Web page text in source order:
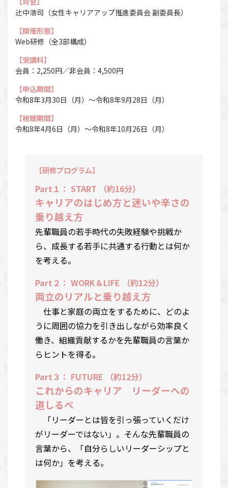
辻󠄀中浩司（女性キャリアアップ推進委員会 副委員長）
【開催形態】
Web研修（全3部構成）
【受講料】
会員：2,250円／非会員：4,500円
【申込期間】
令和8年3月30日（月）〜令和8年9月28日（月）
【視聴期間】
令和8年4月6日（月）〜令和8年10月26日（月）
【研修プログラム】
Part１： START （約16分）
キャリアのはじめ方と迷いや辛さの
乗り越え方
先輩職員の若手時代の失敗経験や挑戦か
ら、成長する若手に共通する行動とは何か
を考える。
Part２： WORK＆LIFE （約12分）
両立のリアルと乗り越え方
仕事と家庭の両立をするために、どのよ
うに周囲の協力を引き出しながら効率良く
働き、組織貢献するかを先輩職員の言葉か
らヒントを得る。
Part３： FUTURE （約12分）
これからのキャリア リーダーへの
道しるべ
「リーダーとは皆を引っ張っていくだけ
がリーダーではない」。そんな先輩職員の
言葉から、「自分らしいリーダーシップと
は何か」を考える。